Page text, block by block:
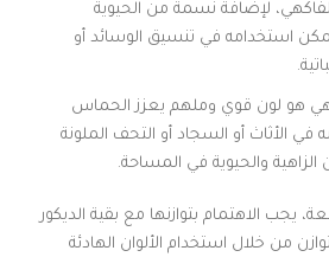
الفاكهي، لإضافة نسمة من الحيوية
استخدامه في تنسيق الوسائد أو
هو لون قوي وملهم يعزز الحماس
في الأثاث أو السجاد أو التحف الملونة
والحيوية في المساحة.
يجب الاهتمام بتوازنها مع بقية الديكور
من خلال استخدام الألوان الهادئة